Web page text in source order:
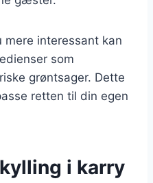
mere interessant kan
som
grøntsager. Dette
retten til din egen
i karry